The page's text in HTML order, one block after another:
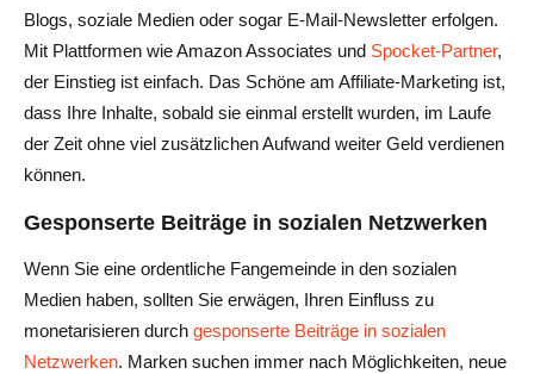
Blogs, soziale Medien oder sogar E-Mail-Newsletter erfolgen.
Mit Plattformen wie Amazon Associates und Spocket-Partner,
der Einstieg ist einfach. Das Schöne am Affiliate-Marketing ist,
dass Ihre Inhalte, sobald sie einmal erstellt wurden, im Laufe
der Zeit ohne viel zusätzlichen Aufwand weiter Geld verdienen
können.
Gesponserte Beiträge in sozialen Netzwerken
Wenn Sie eine ordentliche Fangemeinde in den sozialen
Medien haben, sollten Sie erwägen, Ihren Einfluss zu
monetarisieren durch gesponserte Beiträge in sozialen
Netzwerken. Marken suchen immer nach Möglichkeiten, neue